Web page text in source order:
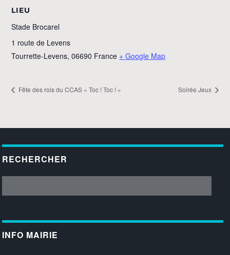
LIEU
Stade Brocarel
1 route de Levens
Tourrette-Levens, 06690 France + Google Map
Fête des rois du CCAS « Toc ! Toc ! » Soirée Jeux
RECHERCHER
INFO MAIRIE